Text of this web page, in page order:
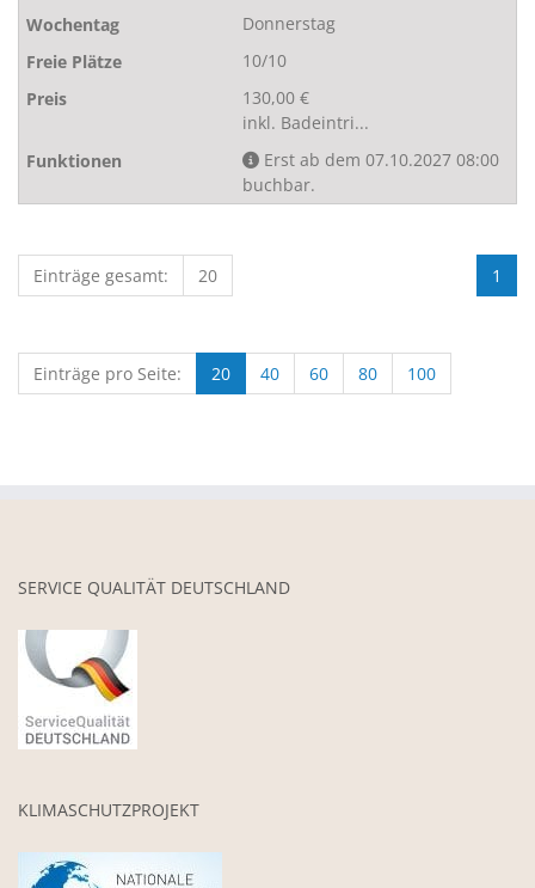
Donnerstag
10/10
130,00 €
inkl. Badeintri...
Erst ab dem 07.10.2027 08:00
buchbar.
1
Einträge gesamt: 20
Einträge pro Seite: 20 40 60 80 100
SERVICE QUALITÄT DEUTSCHLAND
KLIMASCHUTZPROJEKT